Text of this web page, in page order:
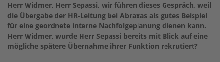
Herr Widmer, Herr Sepassi, wir führen dieses Gespräch, weil
die Übergabe der HR-Leitung bei Abraxas als gutes Beispiel
für eine geordnete interne Nachfolgeplanung dienen kann.
Herr Widmer, wurde Herr Sepassi bereits mit Blick auf eine
mögliche spätere Übernahme ihrer Funktion rekrutiert?